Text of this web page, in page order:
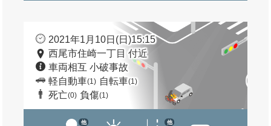
2021年1月10日(日)15:15
西尾市住崎一丁目 付近
車両相互 小破事故
軽自動車(1) 自転車(1)
死亡(0) 負傷(1)
他 他